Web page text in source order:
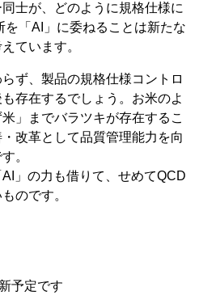
士が、どのように規格仕様に
「AI」に委ねることは新たな
ています。
ず、製品の規格仕様コントロ
存在するでしょう。お米のよ
」までバラツキが存在するこ
改革として品質管理能力を向
。
」の力も借りて、せめてQCD
のです。
予定です